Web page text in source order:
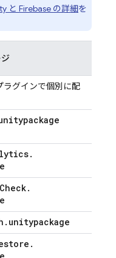
と Firebase の詳細を
ラグインで個別に配
.
Check.
. unitypackage
.